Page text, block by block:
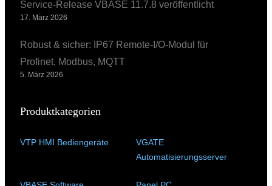
Service-Release VBASE 11.7.8 veröffentlicht
17. März 2026
Robust & sicher: IP67 Remote-I/O-Modul für
Profinet, Modbus, MQTT
5. März 2026
Produktkategorien
VTP HMI Bediengeräte
VGATE
Automatisierungsserver